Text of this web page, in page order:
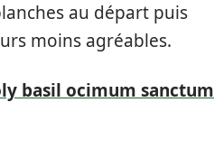
au départ puis
moins agréables.
basil ocimum sanctum